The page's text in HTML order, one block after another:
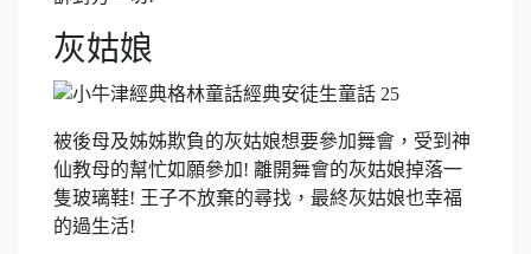
灰姑娘
被後母及姊姊欺負的灰姑娘想要參加舞會，受到神
仙教母的幫忙如願參加! 離開舞會的灰姑娘掉落一
隻玻璃鞋! 王子不放棄的尋找，最終灰姑娘也幸福
的過生活!